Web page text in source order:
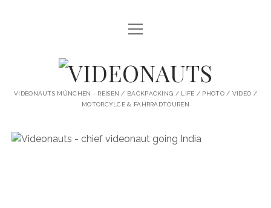
STARTSEITE
KI ARTWORK
BMW R80 SCRAMBLER UMBAU
Menü
öffnen
VIDEONAUTS
VIDEONAUTS MÜNCHEN - REISEN / BACKPACKING / LIFE / PHOTO / VIDEO /
MOTORCYLCE & FAHRRADTOUREN